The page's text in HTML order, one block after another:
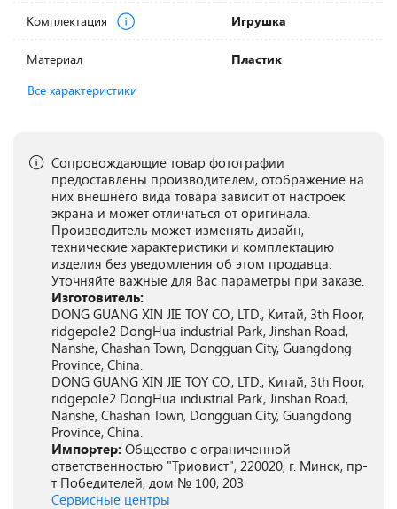
Комплектация
Игрушка
Материал
Пластик
Все характеристики
Сопровождающие товар фотографии
предоставлены производителем, отображение на
них внешнего вида товара зависит от настроек
экрана и может отличаться от оригинала.
Производитель может изменять дизайн,
технические характеристики и комплектацию
изделия без уведомления об этом продавца.
Уточняйте важные для Вас параметры при заказе.
Изготовитель:
DONG GUANG XIN JIE TOY CO., LTD., Китай, 3th Floor,
ridgepole2 DongHua industrial Park, Jinshan Road,
Nanshe, Chashan Town, Dongguan City, Guangdong
Province, China.
DONG GUANG XIN JIE TOY CO., LTD., Китай, 3th Floor,
ridgepole2 DongHua industrial Park, Jinshan Road,
Nanshe, Chashan Town, Dongguan City, Guangdong
Province, China.
Импортер: Общество с ограниченной
ответственностью "Триовист", 220020, г. Минск, пр-
т Победителей, дом № 100, 203
Сервисные центры